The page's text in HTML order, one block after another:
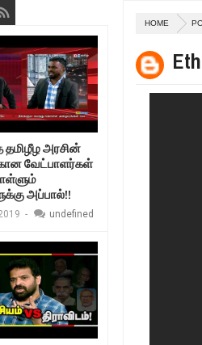
Mar
ஸ்ரீலங்கா ராணுவத்திடம்
Mar
மக்கள் போராட்டம்
Mar
MORE INTERNATIONAL
Feb
நிர்க்கதி
Feb
உலக நாடுகளே கண்டு
நாடுகடந்த தமிழீழ
Feb
HOME
தமிழீழ அரசின்
வேட்பாளர்கள்
அப்பால்!!
- undefined